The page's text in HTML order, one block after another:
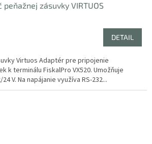
peňažnej zásuvky VIRTUOS
DETAIL
Virtuos Adaptér pre pripojenie
k terminálu FiskalPro VX520. Umožňuje
V. Na napájanie využíva RS-232...